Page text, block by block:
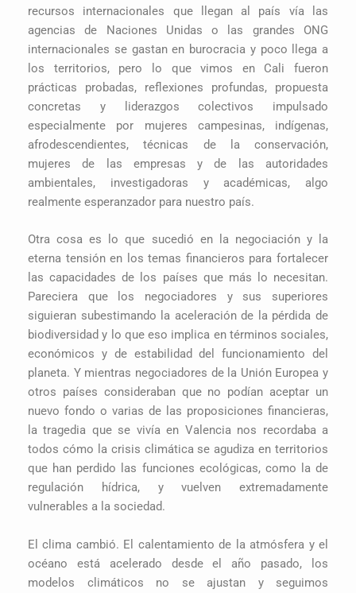
recursos internacionales que llegan al país vía las
agencias de Naciones Unidas o las grandes ONG
internacionales se gastan en burocracia y poco llega a
los territorios, pero lo que vimos en Cali fueron
prácticas probadas, reflexiones profundas, propuesta
concretas y liderazgos colectivos impulsado
especialmente por mujeres campesinas, indígenas,
afrodescendientes, técnicas de la conservación,
mujeres de las empresas y de las autoridades
ambientales, investigadoras y académicas, algo
realmente esperanzador para nuestro país.
Otra cosa es lo que sucedió en la negociación y la
eterna tensión en los temas financieros para fortalecer
las capacidades de los países que más lo necesitan.
Pareciera que los negociadores y sus superiores
siguieran subestimando la aceleración de la pérdida de
biodiversidad y lo que eso implica en términos sociales,
económicos y de estabilidad del funcionamiento del
planeta. Y mientras negociadores de la Unión Europea y
otros países consideraban que no podían aceptar un
nuevo fondo o varias de las proposiciones financieras,
la tragedia que se vivía en Valencia nos recordaba a
todos cómo la crisis climática se agudiza en territorios
que han perdido las funciones ecológicas, como la de
regulación hídrica, y vuelven extremadamente
vulnerables a la sociedad.
El clima cambió. El calentamiento de la atmósfera y el
océano está acelerado desde el año pasado, los
modelos climáticos no se ajustan y seguimos